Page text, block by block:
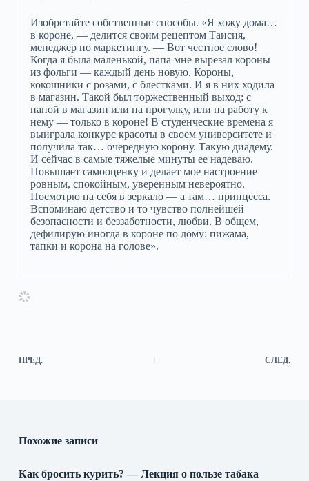
Изобретайте собственные способы. «Я хожу дома…
в короне, — делится своим рецептом Таисия,
менеджер по маркетингу. — Вот честное слово!
Когда я была маленькой, папа мне вырезал короны
из фольги — каждый день новую. Короны,
кокошники с розами, с блестками. И я в них ходила
в магазин. Такой был торжественный выход: с
папой в магазин или на прогулку, или на работу к
нему — только в короне! В студенческие времена я
выиграла конкурс красоты в своем университете и
получила так… очередную корону. Такую диадему.
И сейчас в самые тяжелые минуты ее надеваю.
Повышает самооценку и делает мое настроение
ровным, спокойным, уверенным невероятно.
Посмотрю на себя в зеркало — а там… принцесса.
Вспоминаю детство и то чувство полнейшей
безопасности и беззаботности, любви. В общем,
дефилирую иногда в короне по дому: пижама,
тапки и корона на голове».
ПРЕД. СЛЕД.
Похожие записи
Как бросить курить? — Лекция о пользе табака